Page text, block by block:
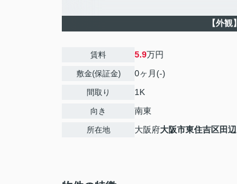
【外観】
賃料 5.9万円
敷金(保証金) 0ヶ月(-)
間取り 1K
向き 南東
所在地 大阪府大阪市東住吉区田辺